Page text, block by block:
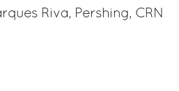
Riva, Pershing, CRN